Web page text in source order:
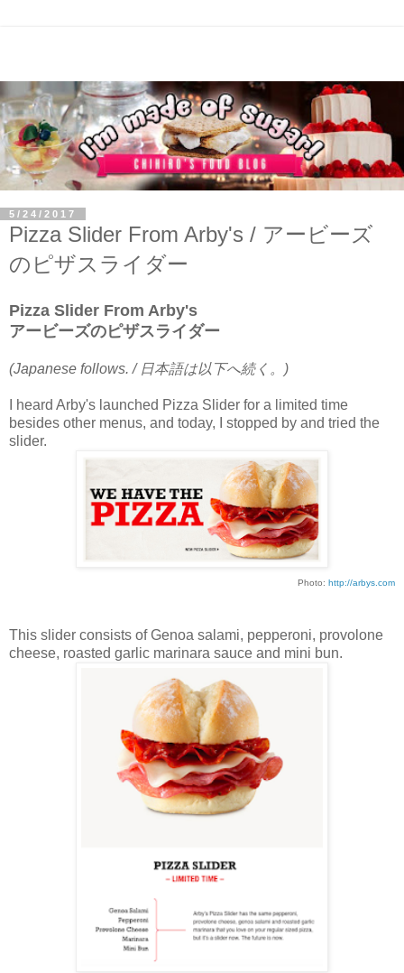
5/24/2017
Pizza Slider From Arby's / アービーズ
のピザスライダー
Pizza Slider From Arby's
アービーズのピザスライダー
(Japanese follows. / 日本語は以下へ続く。)
I heard Arby's launched Pizza Slider for a limited time
besides other menus, and today, I stopped by and tried the
slider.
Photo: http://arbys.com
This slider consists of Genoa salami, pepperoni, provolone
cheese, roasted garlic marinara sauce and mini bun.